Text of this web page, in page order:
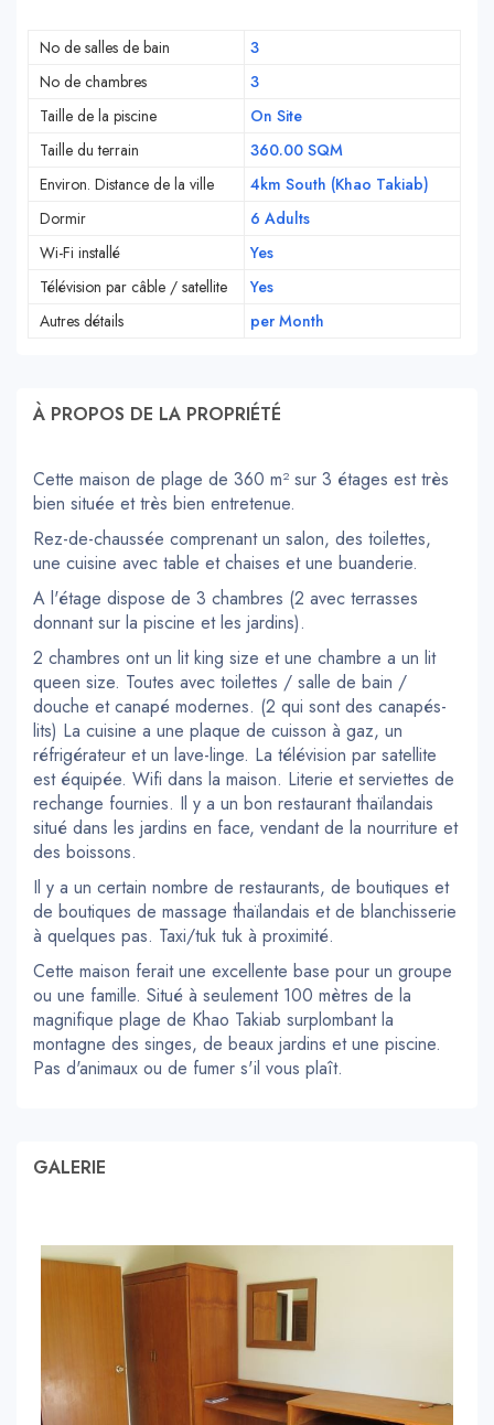
No de salles de bain
3
No de chambres
3
Taille de la piscine
On Site
Taille du terrain
360.00 SQM
Environ. Distance de la ville
4km South (Khao Takiab)
Dormir
6 Adults
Wi-Fi installé
Yes
Télévision par câble / satellite
Yes
Autres détails
per Month
À PROPOS DE LA PROPRIÉTÉ
Cette maison de plage de 360 m² sur 3 étages est très
bien située et très bien entretenue.
Rez-de-chaussée comprenant un salon, des toilettes,
une cuisine avec table et chaises et une buanderie.
A l'étage dispose de 3 chambres (2 avec terrasses
donnant sur la piscine et les jardins).
2 chambres ont un lit king size et une chambre a un lit
queen size. Toutes avec toilettes / salle de bain /
douche et canapé modernes. (2 qui sont des canapés-
lits) La cuisine a une plaque de cuisson à gaz, un
réfrigérateur et un lave-linge. La télévision par satellite
est équipée. Wifi dans la maison. Literie et serviettes de
rechange fournies. Il y a un bon restaurant thaïlandais
situé dans les jardins en face, vendant de la nourriture et
des boissons.
Il y a un certain nombre de restaurants, de boutiques et
de boutiques de massage thaïlandais et de blanchisserie
à quelques pas. Taxi/tuk tuk à proximité.
Cette maison ferait une excellente base pour un groupe
ou une famille. Situé à seulement 100 mètres de la
magnifique plage de Khao Takiab surplombant la
montagne des singes, de beaux jardins et une piscine.
Pas d'animaux ou de fumer s'il vous plaît.
GALERIE